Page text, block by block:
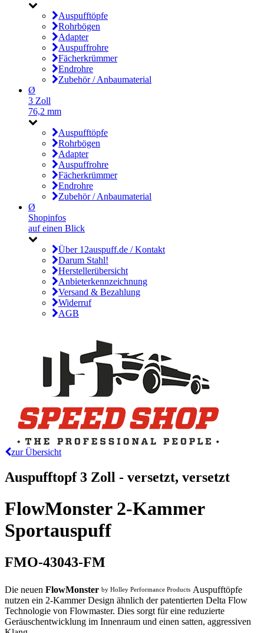
Auspufftöpfe
Rohrbögen
Adapter
Auspuffrohre
Fächerkrümmer
Endrohre
Zubehör / Anbaumaterial
Ø
3 Zoll
76,2 mm
Auspufftöpfe
Rohrbögen
Adapter
Auspuffrohre
Fächerkrümmer
Endrohre
Zubehör / Anbaumaterial
Ø
Shopinfos
auf einen Blick
Über 12auspuff.de / Kontakt
Darum Stahl!
Herstellerübersicht
Anbieterkennzeichnung
Versand & Bezahlung
Widerruf
AGB
zur Übersicht
Auspufftopf 3 Zoll - versetzt, versetzt
FlowMonster 2-Kammer
Sportauspuff
FMO-43043-FM
Die neuen FlowMonster by Holley Performance Products Auspufftöpfe
nutzen ein 2-Kammer Design ähnlich der patentierten Delta Flow
Technologie von Flowmaster. Dies sorgt für eine reduzierte
Geräuschentwicklung im Innenraum und einen satten, aggressiven